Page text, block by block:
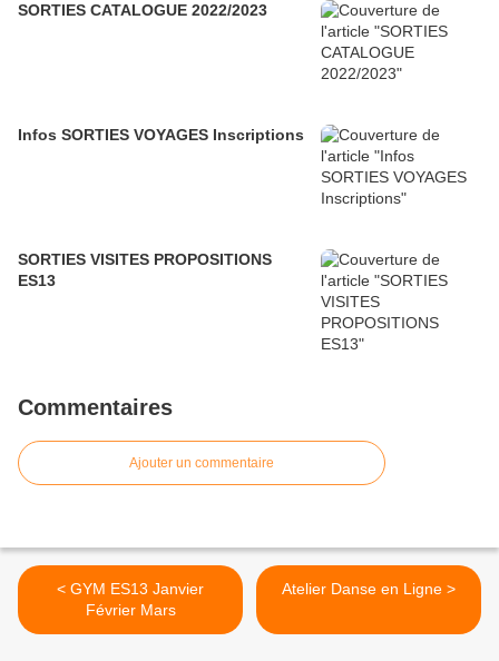
SORTIES CATALOGUE 2022/2023
Infos SORTIES VOYAGES Inscriptions
SORTIES VISITES PROPOSITIONS
ES13
Commentaires
Ajouter un commentaire
< GYM ES13 Janvier
Février Mars
Atelier Danse en Ligne >